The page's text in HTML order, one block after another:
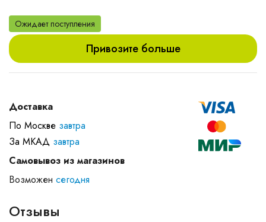
Ожидает поступления
Привозите больше
Доставка
По Москве завтра
За МКАД завтра
Самовывоз из магазинов
Возможен сегодня
Отзывы